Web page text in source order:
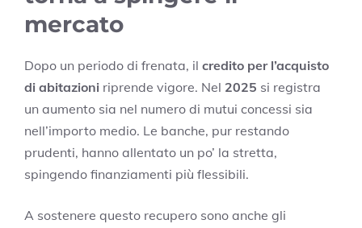
mercato
Dopo un periodo di frenata, il credito per l’acquisto
di abitazioni riprende vigore. Nel 2025 si registra
un aumento sia nel numero di mutui concessi sia
nell’importo medio. Le banche, pur restando
prudenti, hanno allentato un po’ la stretta,
spingendo finanziamenti più flessibili.
A sostenere questo recupero sono anche gli